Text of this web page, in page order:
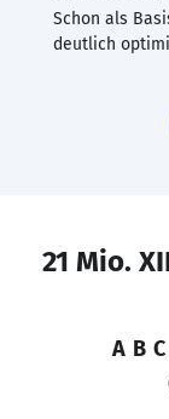
Schon als
deutlich
21 Mio.
A B C